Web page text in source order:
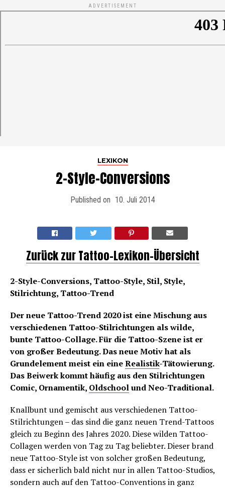
ADVERTISEMENT
LEXIKON
2-Style-Conversions
Published on 10. Juli 2014
Zurück zur Tattoo-Lexikon-Übersicht
2-Style-Conversions, Tattoo-Style, Stil, Style,
Stilrichtung, Tattoo-Trend
Der neue Tattoo-Trend 2020 ist eine Mischung aus
verschiedenen Tattoo-Stilrichtungen als wilde,
bunte Tattoo-Collage. Für die Tattoo-Szene ist er
von großer Bedeutung. Das neue Motiv hat als
Grundelement meist ein eineRealistik-Tätowierung.
Das Beiwerk kommt häufig aus den Stilrichtungen
Comic, Ornamentik, Oldschoolund Neo-Traditional.
Knallbunt und gemischt aus verschiedenen Tattoo-
Stilrichtungen – das sind die ganz neuen Trend-Tattoos
gleich zu Beginn des Jahres 2020. Diese wilden Tattoo-
Collagen werden von Tag zu Tag beliebter. Dieser brand
neue Tattoo-Style ist von solcher großen Bedeutung,
dass er sicherlich bald nicht nur in allen Tattoo-Studios,
sondern auch auf den Tattoo-Conventions in ganz